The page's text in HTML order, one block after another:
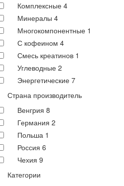
Комплексные 4
Минералы 4
Многокомпонентные 1
С кофеином 4
Смесь креатинов 1
Углеводные 2
Энергетические 7
Страна производитель
Венгрия 8
Германия 2
Польша 1
Россия 6
Чехия 9
Категории